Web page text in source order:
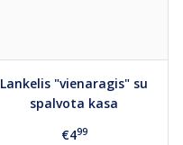
Lankelis "vienaragis" su
spalvota kasa
€499